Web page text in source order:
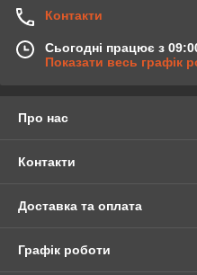
Контакти
Сьогодні працює з
Показати весь графік
Про нас
Контакти
Доставка та оплата
Графік роботи